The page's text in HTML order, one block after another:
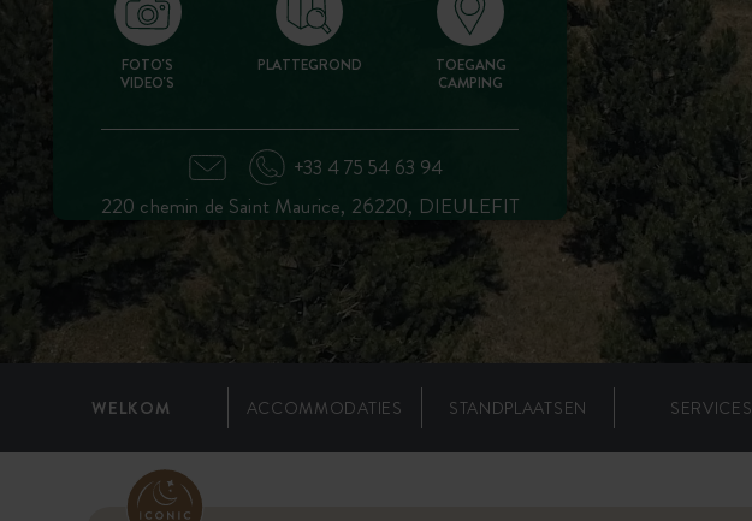
FOTO'S
VIDEO'S
PLATTEGROND
TOEGANG
CAMPING
+33 4 75 54 63 94
220 chemin de Saint Maurice, 26220, DIEULEFIT
WELKOM ACCOMMODATIES STANDPLAATSEN SERVICES